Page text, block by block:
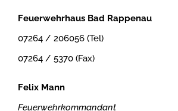
Feuerwehrhaus Bad Rappenau
07264 / 206056 (Tel)
07264 / 5370 (Fax)
Felix Mann
Feuerwehrkommandant